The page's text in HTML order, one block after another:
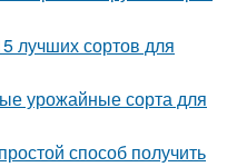
лучших сортов для
урожайные сорта для
способ получить